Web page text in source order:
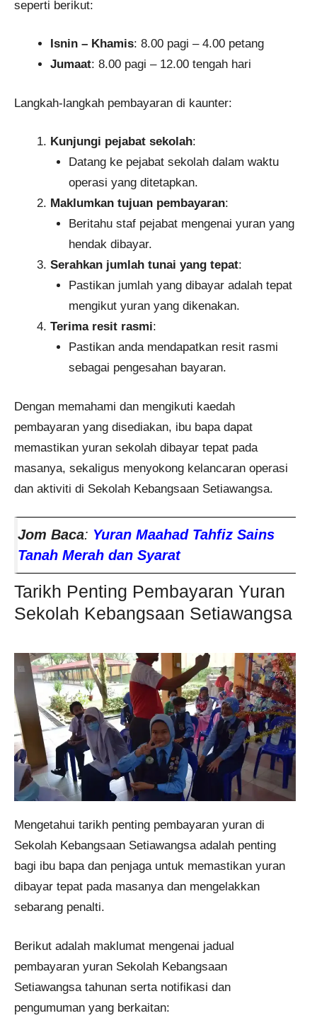
seperti berikut:​
Isnin – Khamis: 8.00 pagi – 4.00 petang
Jumaat: 8.00 pagi – 12.00 tengah hari​
Langkah-langkah pembayaran di kaunter:
Kunjungi pejabat sekolah:
Datang ke pejabat sekolah dalam waktu
operasi yang ditetapkan.​
Maklumkan tujuan pembayaran:​
Beritahu staf pejabat mengenai yuran yang
hendak dibayar.​
Serahkan jumlah tunai yang tepat:
Pastikan jumlah yang dibayar adalah tepat
mengikut yuran yang dikenakan.​
Terima resit rasmi:
Pastikan anda mendapatkan resit rasmi
sebagai pengesahan bayaran.
Dengan memahami dan mengikuti kaedah
pembayaran yang disediakan, ibu bapa dapat
memastikan yuran sekolah dibayar tepat pada
masanya, sekaligus menyokong kelancaran operasi
dan aktiviti di Sekolah Kebangsaan Setiawangsa.
Jom Baca: Yuran Maahad Tahfiz Sains
Tanah Merah dan Syarat
Tarikh Penting Pembayaran Yuran
Sekolah Kebangsaan Setiawangsa
​Mengetahui tarikh penting pembayaran yuran di
Sekolah Kebangsaan Setiawangsa adalah penting
bagi ibu bapa dan penjaga untuk memastikan yuran
dibayar tepat pada masanya dan mengelakkan
sebarang penalti.
Berikut adalah maklumat mengenai jadual
pembayaran yuran Sekolah Kebangsaan
Setiawangsa tahunan serta notifikasi dan
pengumuman yang berkaitan: